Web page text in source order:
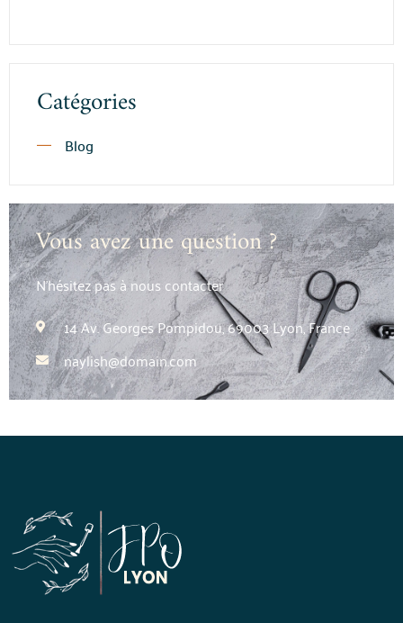
Catégories
Blog
Vous avez une question ?
N’hésitez pas à nous contacter
14 Av. Georges Pompidou, 69003 Lyon, France
naylish@domain.com